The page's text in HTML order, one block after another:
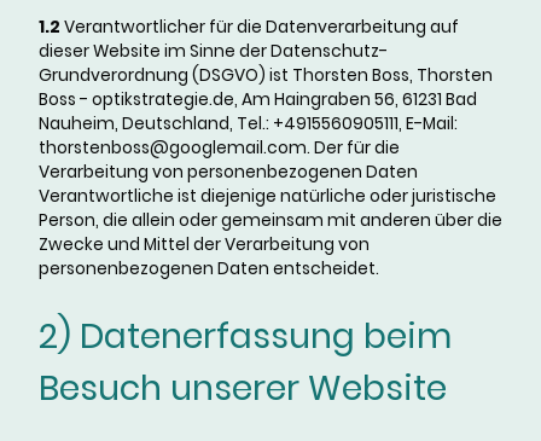
1.2 Verantwortlicher für die Datenverarbeitung auf
dieser Website im Sinne der Datenschutz-
Grundverordnung (DSGVO) ist Thorsten Boss, Thorsten
Boss - optikstrategie.de, Am Haingraben 56, 61231 Bad
Nauheim, Deutschland, Tel.: +4915560905111, E-Mail:
thorstenboss@googlemail.com. Der für die
Verarbeitung von personenbezogenen Daten
Verantwortliche ist diejenige natürliche oder juristische
Person, die allein oder gemeinsam mit anderen über die
Zwecke und Mittel der Verarbeitung von
personenbezogenen Daten entscheidet.
2) Datenerfassung beim
Besuch unserer Website